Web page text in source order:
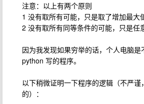
注意：以上有两个原则
1 没有取所有可能，只是取了增加最大
2 没有取所有同等条件的可能，只是任
因为我发现如果穷举的话，个人电脑
python 写的程序。
以下稍微证明一下程序的逻辑（不严谨
的）：